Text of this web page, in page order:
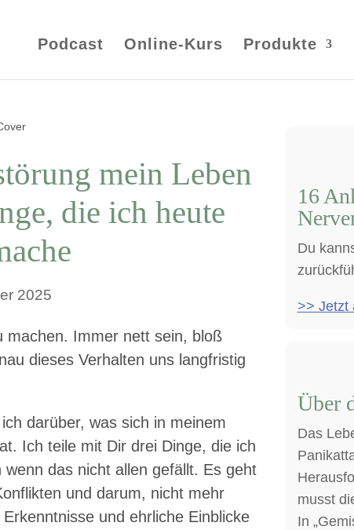
Podcast Online-Kurs Produkte
mein Leben
die ich heute
2025
machen. Immer nett sein, bloß
dieses Verhalten uns langfristig
darüber, was sich in meinem
Ich teile mit Dir drei Dinge, die ich
das nicht allen gefällt. Es geht
und darum, nicht mehr
und ehrliche Einblicke
16
Du
>> Jetzt
Über
Das
musst
In